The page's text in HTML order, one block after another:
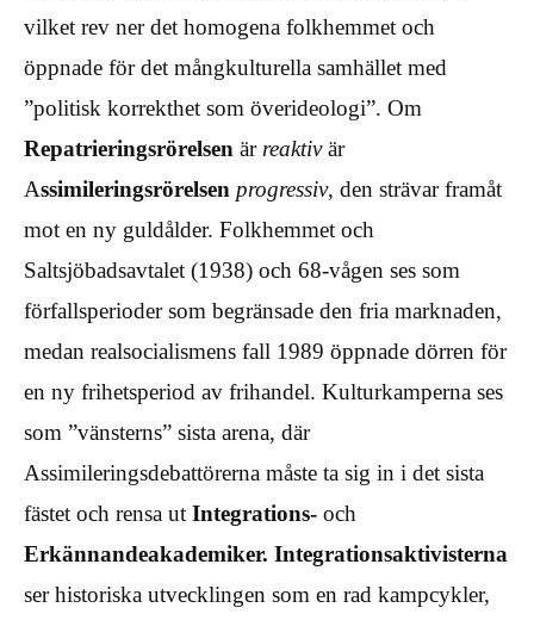
vilket rev ner det homogena folkhemmet och
öppnade för det mångkulturella samhället med
”politisk korrekthet som överideologi”. Om
Repatrieringsrörelsen är reaktivär
Assimileringsrörelsen progressiv, den strävar framåt
mot en ny guldålder. Folkhemmet och
Saltsjöbadsavtalet (1938) och 68-vågen ses som
förfallsperioder som begränsade den fria marknaden,
medan realsocialismens fall 1989 öppnade dörren för
en ny frihetsperiod av frihandel. Kulturkamperna ses
som ”vänsterns” sista arena, där
Assimileringsdebattörerna måste ta sig in i det sista
fästet och rensa ut Integrations- och
Erkännandeakademiker. Integrationsaktivisterna
ser historiska utvecklingen som en rad kampcykler,